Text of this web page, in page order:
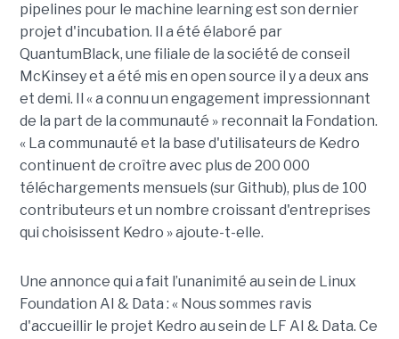
pipelines pour le machine learning est son dernier
projet d'incubation. Il a été élaboré par
QuantumBlack, une filiale de la société de conseil
McKinsey et a été mis en open source il y a deux ans
et demi. Il « a connu un engagement impressionnant
de la part de la communauté » reconnait la Fondation.
« La communauté et la base d'utilisateurs de Kedro
continuent de croître avec plus de 200 000
téléchargements mensuels (sur Github), plus de 100
contributeurs et un nombre croissant d'entreprises
qui choisissent Kedro » ajoute-t-elle.
Une annonce qui a fait l’unanimité au sein de Linux
Foundation AI & Data : « Nous sommes ravis
d'accueillir le projet Kedro au sein de LF AI & Data. Ce